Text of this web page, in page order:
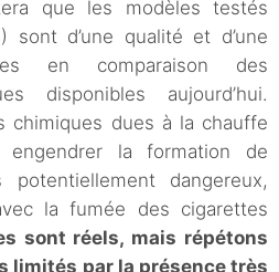
que les modèles testés
sont d’une qualité et d’une
en comparaison des
disponibles aujourd’hui.
chimiques dues à la chauffe
engendrer la formation de
potentiellement dangereux,
la fumée des cigarettes
sont réels, mais répétons
limités par la présence très